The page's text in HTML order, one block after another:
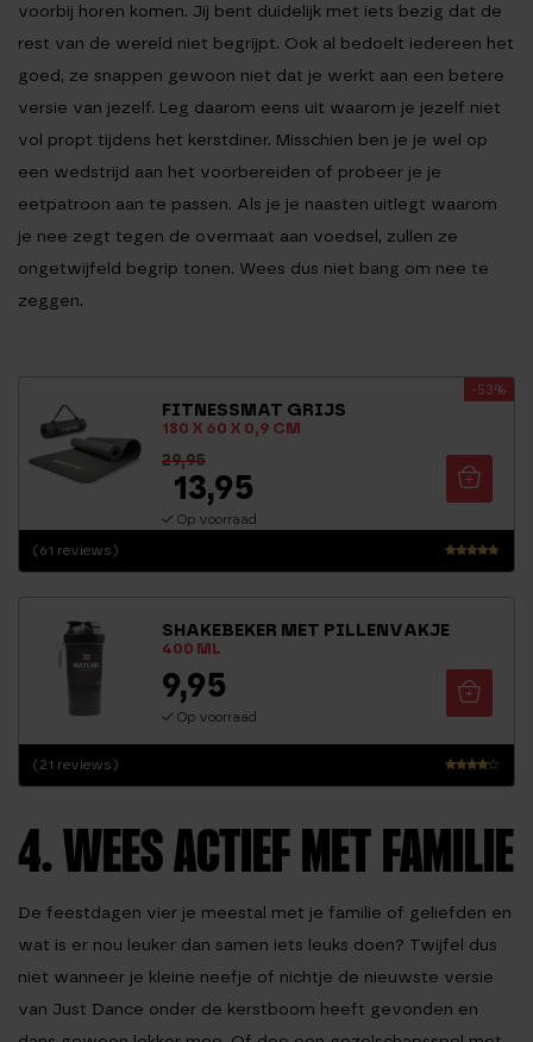
voorbij horen komen. Jij bent duidelijk met iets bezig dat de
rest van de wereld niet begrijpt. Ook al bedoelt iedereen het
goed, ze snappen gewoon niet dat je werkt aan een betere
versie van jezelf. Leg daarom eens uit waarom je jezelf niet
vol propt tijdens het kerstdiner. Misschien ben je je wel op
een wedstrijd aan het voorbereiden of probeer je je
eetpatroon aan te passen. Als je je naasten uitlegt waarom
je nee zegt tegen de overmaat aan voedsel, zullen ze
ongetwijfeld begrip tonen. Wees dus niet bang om nee te
zeggen.
FITNESSMAT GRIJS
180 X 60 X 0,9 CM
-53%
Waarderi
uit 5
(61 reviews)
29,95
13,95
Op voorraad
SHAKEBEKER MET PILLENVAKJE
400 ML
Waarder
(21 reviews)
9,95
Op voorraad
4. WEES ACTIEF MET FAMILIE
De feestdagen vier je meestal met je familie of geliefden en
wat is er nou leuker dan samen iets leuks doen? Twijfel dus
niet wanneer je kleine neefje of nichtje de nieuwste versie
van Just Dance onder de kerstboom heeft gevonden en